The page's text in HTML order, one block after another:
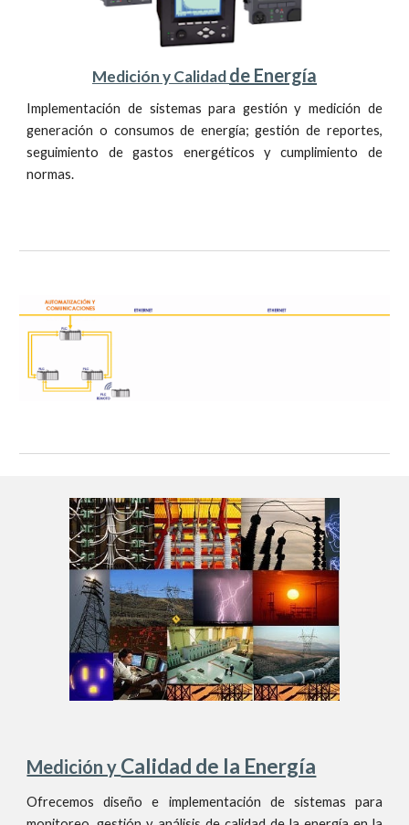
Medición y Calidadde Energía
Implementación de sistemas para gestión y medición de
generación o consumos de energía; gestión de reportes,
seguimiento de gastos energéticos y cumplimiento de
normas.
Medición y Calidad de la Energía
Ofrecemos diseño e implementación de sistemas para